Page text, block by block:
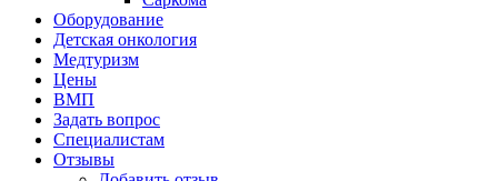
Оборудование
Детская онкология
Медтуризм
Цены
ВМП
Задать вопрос
Специалистам
Отзывы